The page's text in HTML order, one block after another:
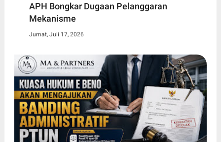
APH Bongkar Dugaan Pelanggaran
Mekanisme
Jumat, Juli 17, 2026